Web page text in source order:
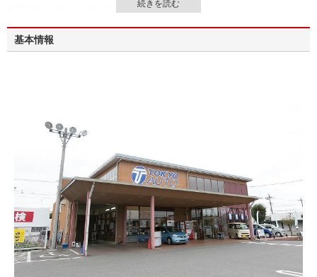
使用状況も把握しやすい内容です。
基本情報